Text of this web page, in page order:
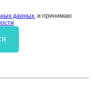
данных, и принимаю